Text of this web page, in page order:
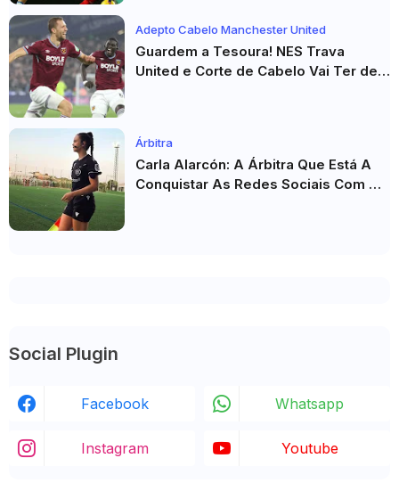
Adepto Cabelo Manchester United
Guardem a Tesoura! NES Trava
United e Corte de Cabelo Vai Ter de
Árbitra
Carla Alarcón: A Árbitra Que Está A
Conquistar As Redes Sociais Com O
Social Plugin
Facebook Whatsapp
Instagram Youtube